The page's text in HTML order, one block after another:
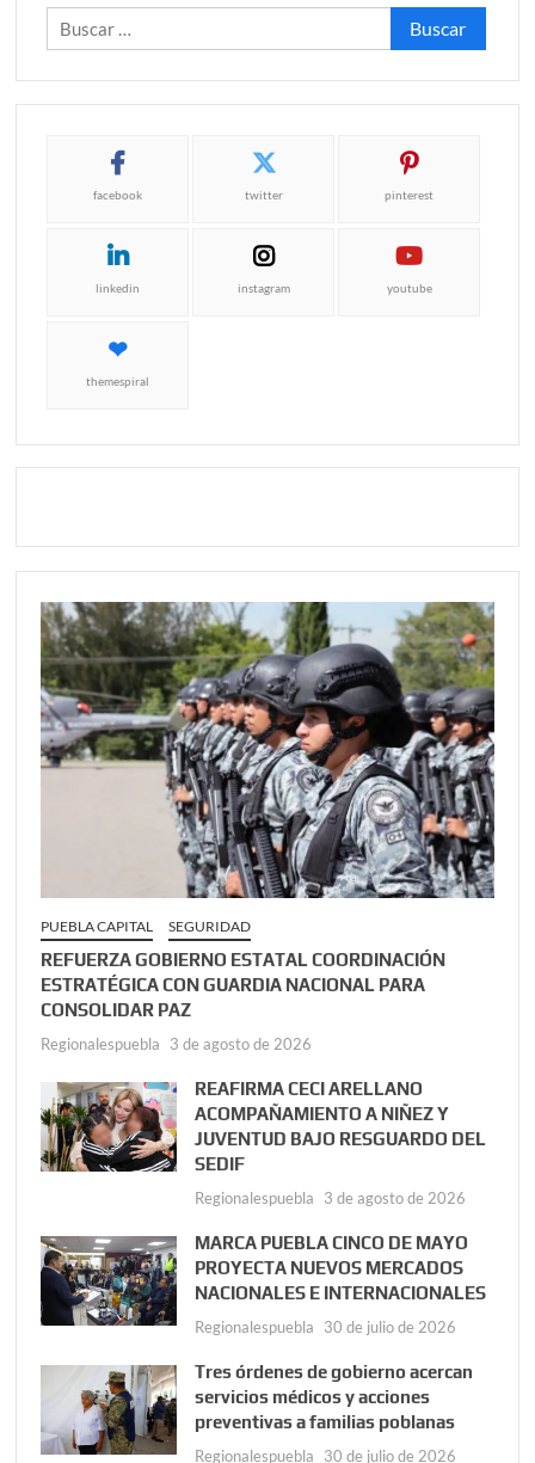
Buscar:
facebook twitter pinterest
linkedin instagram youtube
themespiral
PUEBLA CAPITAL SEGURIDAD
REFUERZA GOBIERNO ESTATAL COORDINACIÓN
ESTRATÉGICA CON GUARDIA NACIONAL PARA
CONSOLIDAR PAZ
Regionalespuebla 3 de agosto de 2026
REAFIRMA CECI ARELLANO
ACOMPAÑAMIENTO A NIÑEZ Y
JUVENTUD BAJO RESGUARDO DEL
SEDIF
Regionalespuebla 3 de agosto de 2026
MARCA PUEBLA CINCO DE MAYO
PROYECTA NUEVOS MERCADOS
NACIONALES E INTERNACIONALES
Regionalespuebla 30 de julio de 2026
Tres órdenes de gobierno acercan
servicios médicos y acciones
preventivas a familias poblanas
Regionalespuebla 30 de julio de 2026